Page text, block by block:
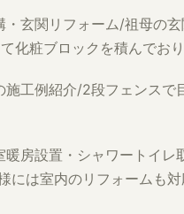
・玄関リフォーム/祖母の
化粧ブロックを積んでおり
施工例紹介/2段フェンスで
暖房設置・シャワートイレ
には室内のリフォームも対